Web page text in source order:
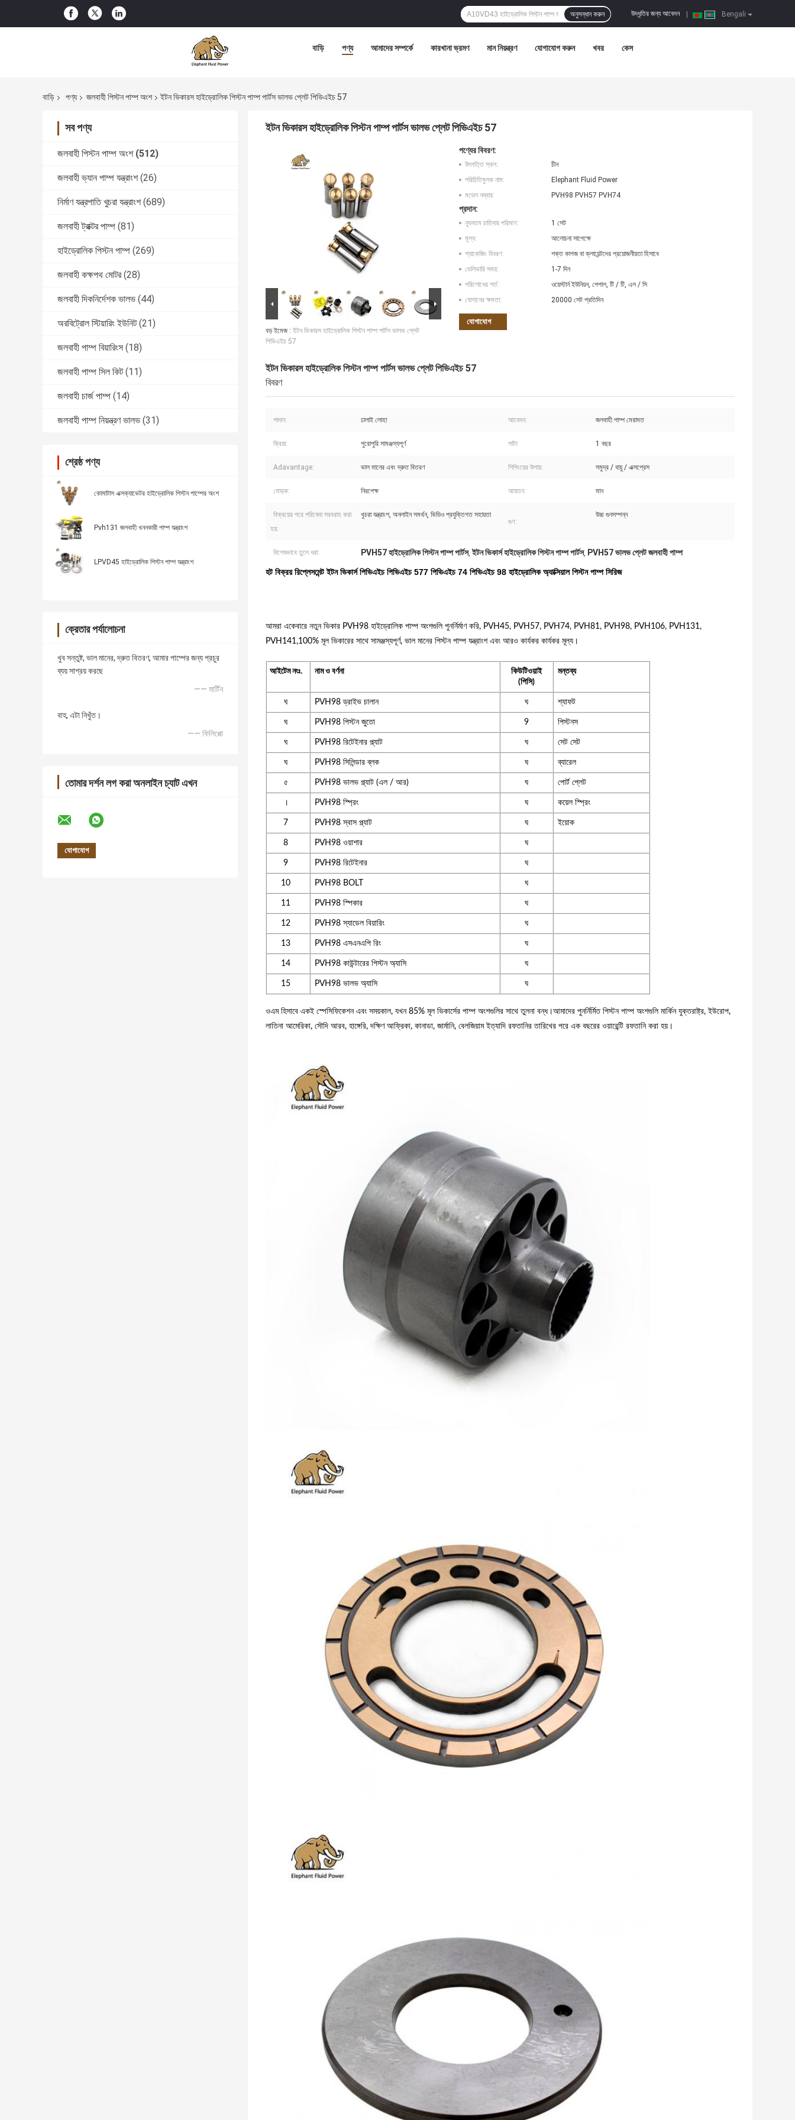
Bengali
উদ্ধৃতির জন্য আবেদন
অনুসন্ধান করুন
বাড়ি পণ্য আমাদের সম্পর্কে কারখানা ভ্রমণ মান নিয়ন্ত্রণ যোগাযোগ করুন খবর কেস
বাড়ি পণ্য জলবাহী পিস্টন পাম্প অংশ ইটন ভিকারস হাইড্রোলিক পিস্টন পাম্প পার্টস ভালভ প্লেট পিভিএইচ 57
সব পণ্য
জলবাহী পিস্টন পাম্প অংশ (512)
জলবাহী ভ্যান পাম্প যন্ত্রাংশ (26)
নির্মাণ যন্ত্রপাতি খুচরা যন্ত্রাংশ (689)
জলবাহী ট্রাক্টর পাম্প (81)
হাইড্রোলিক পিস্টন পাম্প (269)
জলবাহী কক্ষপথ মোটর (28)
জলবাহী দিকনির্দেশক ভালভ (44)
অরবিট্রোল স্টিয়ারিং ইউনিট (21)
জলবাহী পাম্প বিয়ারিংস (18)
জলবাহী পাম্প সিল কিট (11)
জলবাহী চার্জ পাম্প (14)
জলবাহী পাম্প নিয়ন্ত্রণ ভালভ (31)
শ্রেষ্ঠ পণ্য
কোমাটাস এক্সক্যাভেটর হাইড্রোলিক পিস্টন পাম্পের অংশ
Pvh131 জলবাহী খননকারী পাম্প যন্ত্রাংশ
LPVD45 হাইড্রোলিক পিস্টন পাম্প যন্ত্রাংশ
ক্রেতার পর্যালোচনা
খুব সন্তুষ্ট, ভাল মানের, দ্রুত বিতরণ, আমার পাম্পের জন্য প্রচুর
ব্যয় সাশ্রয় করছে
—— মার্টিন
বাহ, এটা নিখুঁত।
—— ফিলিপ্পো
তোমার দর্শন লগ করা অনলাইন চ্যাট এখন
ইটন ভিকারস হাইড্রোলিক পিস্টন পাম্প পার্টস ভালভ প্লেট পিভিএইচ 57
বড় ইমেজ : ইটন ভিকারস হাইড্রোলিক পিস্টন পাম্প পার্টস ভালভ প্লেট
পিভিএইচ 57
পণ্যের বিবরণ:
উৎপত্তি স্থল:
চীন
পরিচিতিমুলক নাম:
Elephant Fluid Power
মডেল নম্বার:
PVH98 PVH57 PVH74
প্রদান:
ন্যূনতম চাহিদার পরিমাণ:
1 সেট
মূল্য:
আলোচনা সাপেক্ষে
প্যাকেজিং বিবরণ:
শক্ত কাগজ বা ক্লায়েন্টদের প্রয়োজনীয়তা হিসাবে
ডেলিভারি সময়:
1-7 দিন
পরিশোধের শর্ত:
ওয়েস্টার্ন ইউনিয়ন, পেপাল, টি / টি, এল / সি
যোগানের ক্ষমতা:
20000 সেট প্রতিদিন
যোগাযোগ
ইটন ভিকারস হাইড্রোলিক পিস্টন পাম্প পার্টস ভালভ প্লেট পিভিএইচ 57
বিবরণ
পাদান: ঢালাই লোহা আবেদন: জলবাহী পাম্প মেরামত
ক্রিয়া: পুরোপুরি সামঞ্জস্যপূর্ণ পাটা: 1 বছর
Adavantage: ভাল মানের এবং দ্রুত বিতরণ শিপিংয়ের উপায়: সমুদ্র / বায়ু / এক্সপ্রেস
মোড়ক: নিরপেক্ষ আয়তন: মান
বিক্রয়ের পরে পরিষেবা সরবরাহ করা
হয়:
খুচরা যন্ত্রাংশ, অনলাইন সমর্থন, ভিডিও প্রযুক্তিগত সহায়তা
গুণ:
উচ্চ গুনসম্পন্ন
বিশেষভাবে তুলে ধরা: PVH57 হাইড্রোলিক পিস্টন পাম্প পার্টস, ইটন ভিকার্স হাইড্রোলিক পিস্টন পাম্প পার্টস, PVH57 ভালভ প্লেট জলবাহী পাম্প
হট বিক্রয় রিপ্লেসমেন্ট ইটন ভিকার্স পিভিএইচ পিভিএইচ 577 পিভিএইচ 74 পিভিএইচ 98 হাইড্রোলিক অ্যাক্সিয়াল পিস্টন পাম্প সিরিজ
আমরা একেবারে নতুন ভিকার PVH98 হাইড্রোলিক পাম্প অংশগুলি পুনর্নির্মাণ করি, PVH45, PVH57, PVH74, PVH81, PVH98, PVH106, PVH131,
PVH141,100% মূল ভিকারের সাথে সামঞ্জস্যপূর্ণ, ভাল মানের পিস্টন পাম্প যন্ত্রাংশ এবং আরও কার্যকর কার্যকর মূল্য।
আইটেম নংঃ. নাম ও বর্ণনা
কিউটিওয়াই
(পিসি)
মন্তব্য
ঘ PVH98 ড্রাইভ চালান ঘ শ্যাফট
ঘ PVH98 পিস্টন জুতো 9 পিস্টনস
ঘ PVH98 রিটেইনার প্ল্যাট ঘ সেট সেট
ঘ PVH98 সিলিন্ডার ব্লক ঘ ব্যারেল
৫ PVH98 ভালভ প্ল্যাট (এল / আর) ঘ পোর্ট প্লেট
। PVH98 স্প্রিং ঘ কয়েল স্প্রিং
7 PVH98 স্বাস প্ল্যাট ঘ ইয়োক
8 PVH98 ওয়াশার ঘ
9 PVH98 রিটেইনার ঘ
10 PVH98 BOLT ঘ
11 PVH98 স্পিকার ঘ
12 PVH98 স্যাডেল বিয়ারিং ঘ
13 PVH98 এসএনএপি রিং ঘ
14 PVH98 কাউন্টারের পিস্টন অ্যাসি ঘ
15 PVH98 ভালভ অ্যাসি ঘ
ওএম হিসাবে একই স্পেসিফিকেশন এবং সময়কাল, যখন 85% মূল ভিকার্সের পাম্প অংশগুলির সাথে তুলনা বন্ধ।আমাদের পুনর্নির্মিত পিস্টন পাম্প অংশগুলি মার্কিন যুক্তরাষ্ট্র, ইউরোপ,
লাতিনা আমেরিকা, সৌদি আরব, হাঙ্গেরি, দক্ষিণ আফ্রিকা, কানাডা, জার্মানি, বেলজিয়াম ইত্যাদি রফতানির তারিখের পরে এক বছরের ওয়ারেন্টি রফতানি করা হয়।